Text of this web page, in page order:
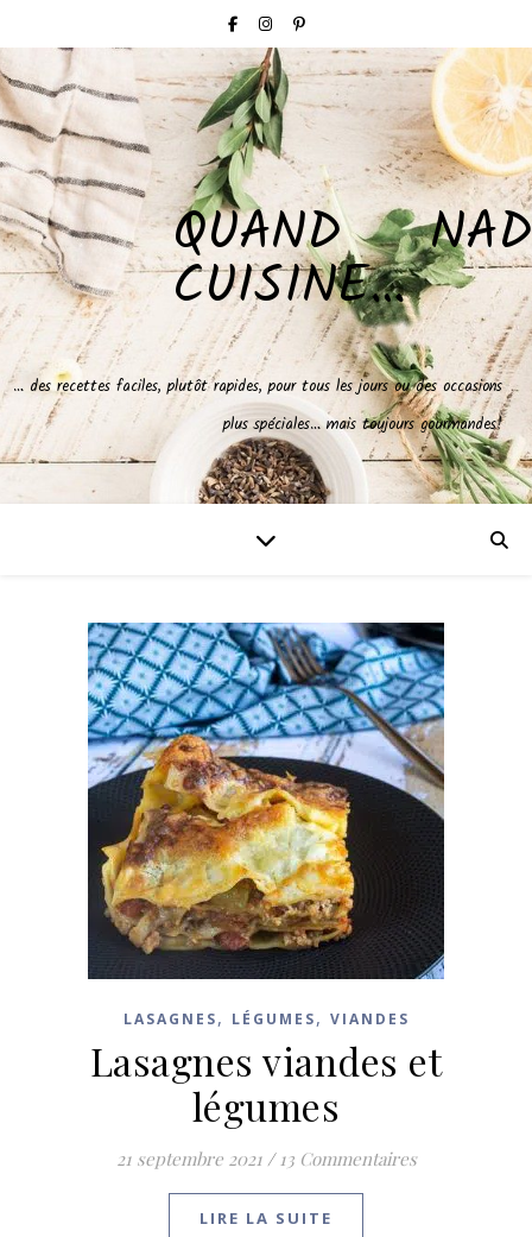
QUAND NAD
CUISINE…
… des recettes faciles, plutôt rapides, pour tous les jours ou des occasions
plus spéciales… mais toujours gourmandes!
LASAGNES, LÉGUMES, VIANDES
Lasagnes viandes et
légumes
21 septembre 2021 / 13 Commentaires
LIRE LA SUITE